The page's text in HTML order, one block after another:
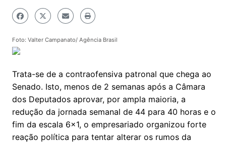
Foto: Valter Campanato/ Agência Brasil
Trata-se de a contraofensiva patronal que chega ao
Senado. Isto, menos de 2 semanas após a Câmara
dos Deputados aprovar, por ampla maioria, a
redução da jornada semanal de 44 para 40 horas e o
fim da escala 6x1, o empresariado organizou forte
reação política para tentar alterar os rumos da